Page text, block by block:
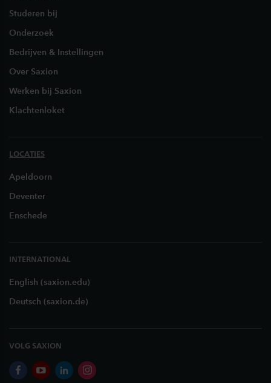
Studeren bij
Onderzoek
Bedrijven & Instellingen
Over Saxion
Werken bij Saxion
Klachtenloket
LOCATIES
Apeldoorn
Deventer
Enschede
INTERNATIONAL
English (saxion.edu)
Deutsch (saxion.de)
VOLG SAXION
facebookyoutubelinkedininstagram